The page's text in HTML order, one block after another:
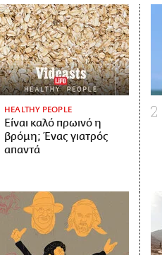
HEALTHY PEOPLE
Είναι καλό πρωινό η
βρόμη; Ένας γιατρός
απαντά